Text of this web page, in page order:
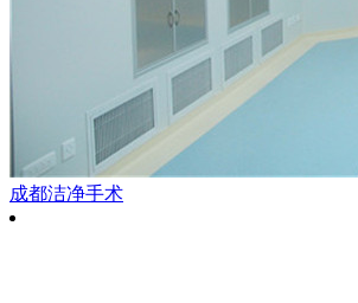
成都洁净手术